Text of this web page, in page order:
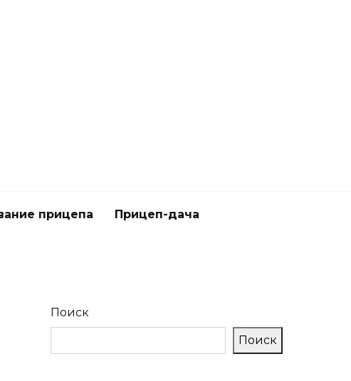
прицепа Прицеп-дача
Поиск
Поиск